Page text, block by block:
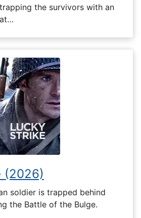
the survivors with an
(2026)
soldier is trapped behind
the Battle of the Bulge.